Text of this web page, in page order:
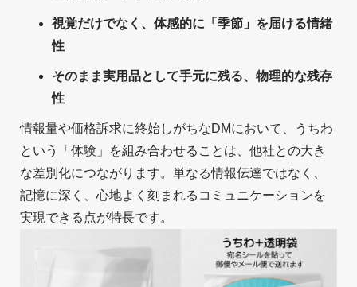
視覚だけでなく、体感的に「季節」を届ける情緒
性
そのまま実用品として手元に残る、物理的な残存
性
情報量や価格訴求に終始しがちなDMにおいて、うちわ
という「体験」を組み合わせることは、他社との大き
な差別化につながります。単なる情報伝達ではなく、
記憶に深く、心地よく刻まれるコミュニケーションを
実現できる点が特長です。